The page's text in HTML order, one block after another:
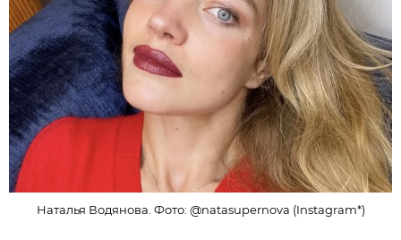
Наталья Водянова. Фото: @natasupernova (Instagram*)